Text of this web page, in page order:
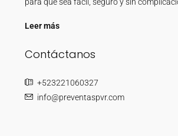
Leer más
Contáctanos
+523221060327
info@preventaspvr.com